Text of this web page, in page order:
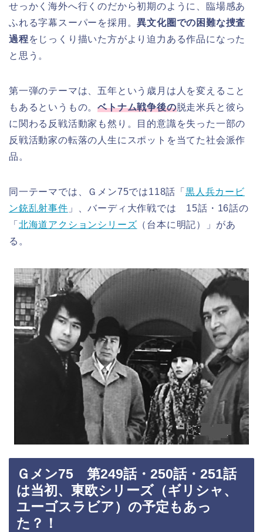
せっかく海外へ行くのだから初期のように、臨場感あ
ふれる字幕スーパーを採用。異文化圏での困難な捜査
過程をじっくり描いた方がより迫力ある作品になった
と思う。
第一弾のテーマは、五年という歳月は人を変えること
もあるというもの。ベトナム戦争後の脱走米兵と彼ら
に関わる反戦活動家も然り。目的意識を失った一部の
反戦活動家の転落の人生にスポットを当てた社会派作
品。
同一テーマでは、Ｇメン75では118話「 黒人兵カービ
ン銃乱射事件 」、バーディ大作戦では 15話・16話の
「 北海道アクションシリーズ （台本に明記）」があ
る。
Ｇメン75 第249話・250話・251話
は当初、東欧シリーズ（ギリシャ、
ユーゴスラビア）の予定もあっ
た？！